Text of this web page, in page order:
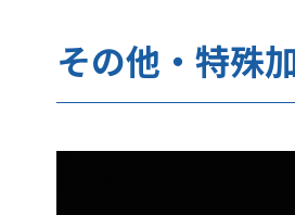
その他・特殊